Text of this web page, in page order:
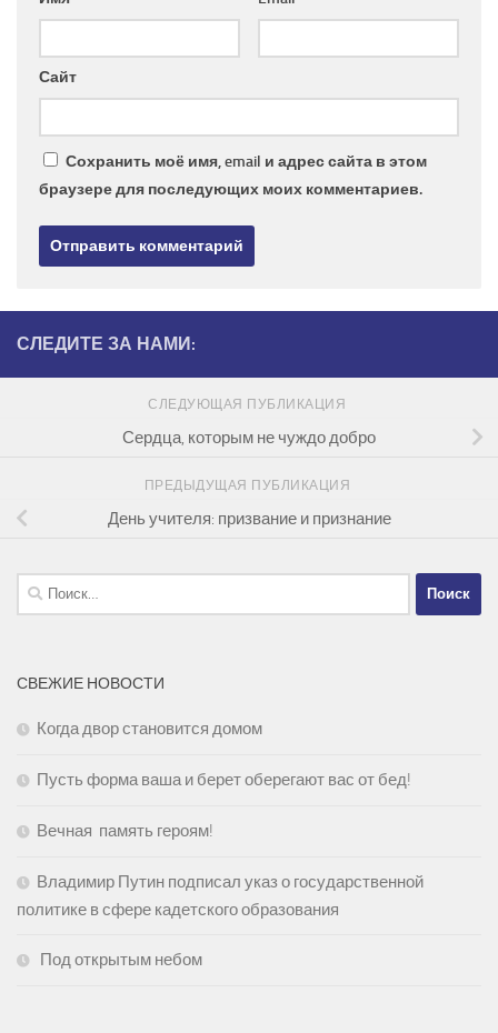
Сайт
Сохранить моё имя, email и адрес сайта в этом
браузере для последующих моих комментариев.
СЛЕДИТЕ ЗА НАМИ:
СЛЕДУЮЩАЯ ПУБЛИКАЦИЯ
Сердца, которым не чуждо добро
ПРЕДЫДУЩАЯ ПУБЛИКАЦИЯ
День учителя: призвание и признание
Найти:
СВЕЖИЕ НОВОСТИ
Когда двор становится домом
Пусть форма ваша и берет оберегают вас от бед!
Вечная память героям!
Владимир Путин подписал указ о государственной
политике в сфере кадетского образования
Под открытым небом